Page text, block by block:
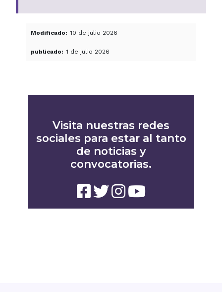
Modificado 10 de julio 2026
publicado 1 de julio 2026
Visita nuestras redes
sociales para estar al tanto
de noticias y
convocatorias.